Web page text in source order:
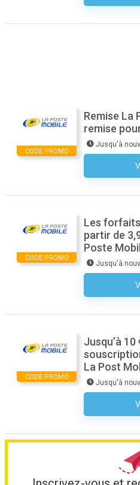
CODE PROMO
Remise La
remise
Jusqu'à
CODE PROMO
Les
partir de
Poste
Jusqu'à
CODE PROMO
Jusqu’à
La Post
Jusqu'à